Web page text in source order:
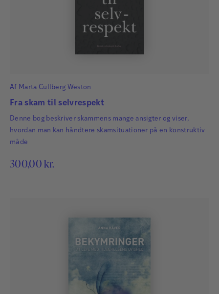
Af Marta Cullberg Weston
Fra skam til selvrespekt
Denne bog beskriver skammens mange ansigter og viser,
hvordan man kan håndtere skamsituationer på en konstruktiv
måde
300,00 kr.